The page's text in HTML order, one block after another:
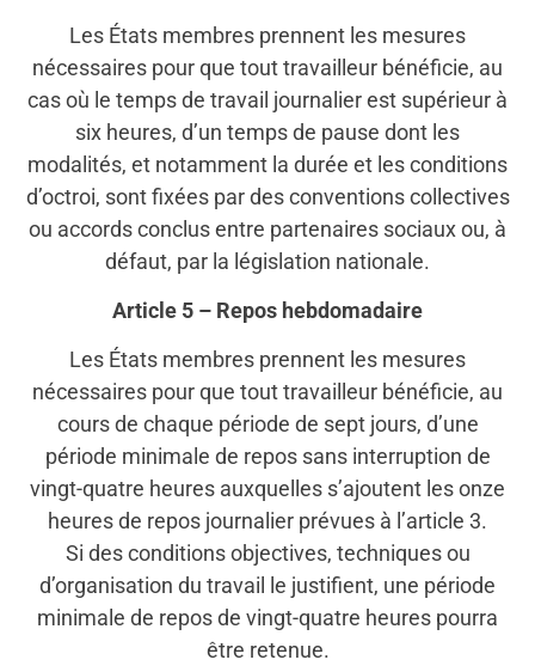
Les États membres prennent les mesures
nécessaires pour que tout travailleur bénéficie, au
cas où le temps de travail journalier est supérieur à
six heures, d’un temps de pause dont les
modalités, et notamment la durée et les conditions
d’octroi, sont fixées par des conventions collectives
ou accords conclus entre partenaires sociaux ou, à
défaut, par la législation nationale.
Article 5 – Repos hebdomadaire
Les États membres prennent les mesures
nécessaires pour que tout travailleur bénéficie, au
cours de chaque période de sept jours, d’une
période minimale de repos sans interruption de
vingt-quatre heures auxquelles s’ajoutent les onze
heures de repos journalier prévues à l’article 3.
Si des conditions objectives, techniques ou
d’organisation du travail le justifient, une période
minimale de repos de vingt-quatre heures pourra
être retenue.